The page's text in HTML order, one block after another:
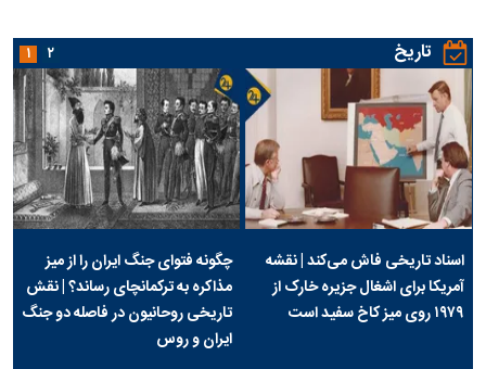
تاریخ
اسناد تاریخی فاش می‌کند | نقشه
آمریکا برای اشغال جزیره خارک از
۱۹۷۹ روی میز کاخ سفید است
چگونه فتوای جنگ ایران را از میز
مذاکره به ترکمانچای رساند؟ | نقش
تاریخی روحانیون در فاصله دو جنگ
ایران و روس
۱ ۲